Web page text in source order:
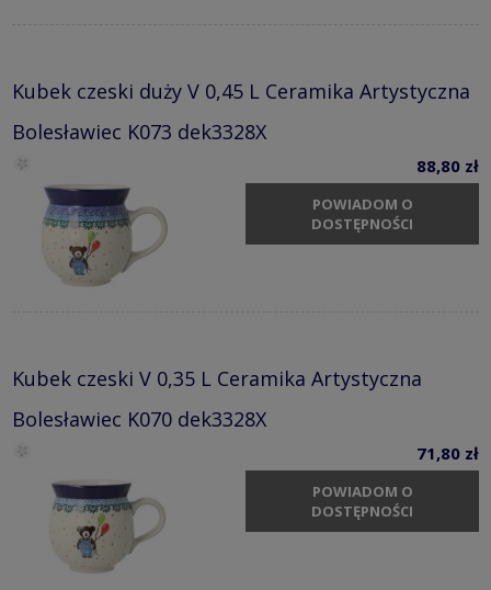
Kubek czeski duży V 0,45 L Ceramika Artystyczna
Bolesławiec K073 dek3328X
88,80 zł
POWIADOM O
DOSTĘPNOŚCI
Kubek czeski V 0,35 L Ceramika Artystyczna
Bolesławiec K070 dek3328X
71,80 zł
POWIADOM O
DOSTĘPNOŚCI